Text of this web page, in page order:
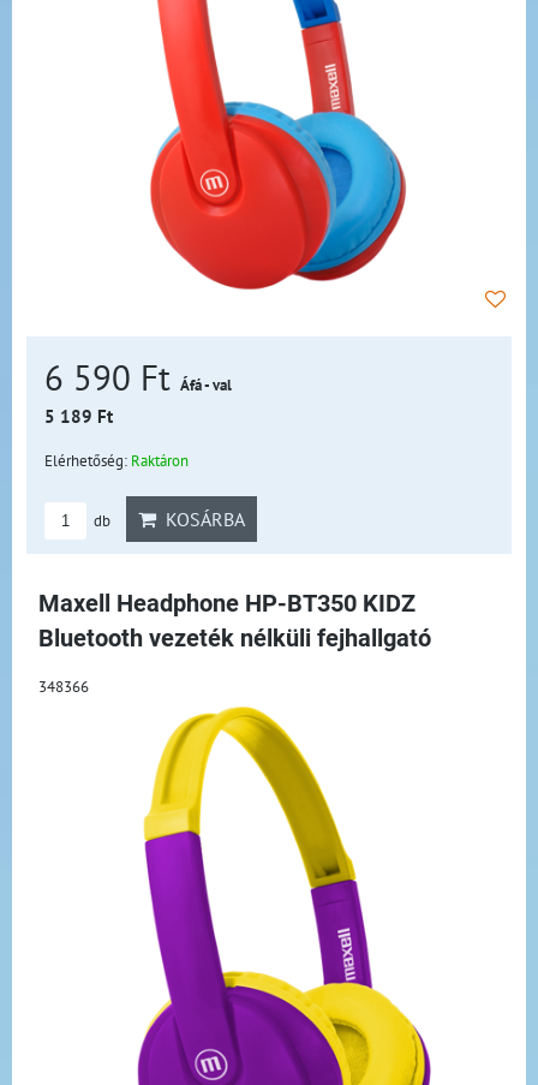
6 590 Ft Áfá - val
5 189 Ft
Elérhetőség: Raktáron
db KOSÁRBA
Maxell Headphone HP-BT350 KIDZ
Bluetooth vezeték nélküli fejhallgató
348366